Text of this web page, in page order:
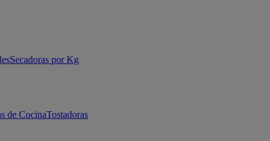
Secadoras por Kg
de CocinaTostadoras